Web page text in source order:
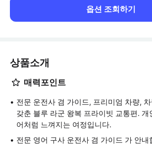
옵션 조회하기
상품소개
매력포인트
전문 운전사 겸 가이드, 프리미엄 차량,
갖춘 블루 라군 왕복 프라이빗 교통편. 개
어처럼 느껴지는 여정입니다.
전문 영어 구사 운전사 겸 가이드 가 안내